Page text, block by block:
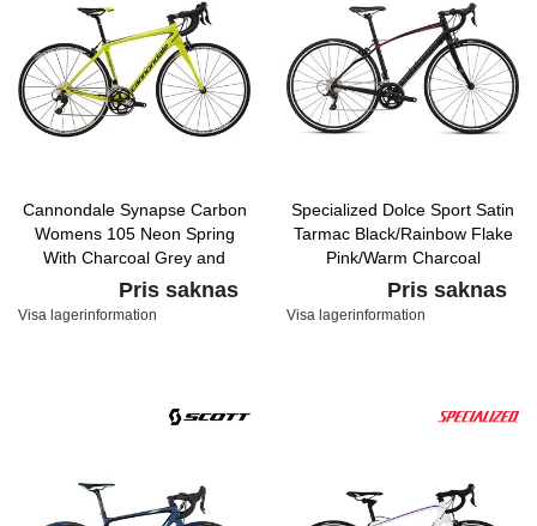
Cannondale Synapse Carbon
Womens 105 Neon Spring
With Charcoal Grey and
Nearly Black, Gloss
Pris saknas
Visa lagerinformation
Specialized Dolce Sport Satin
Tarmac Black/Rainbow Flake
Pink/Warm Charcoal
Pris saknas
Visa lagerinformation